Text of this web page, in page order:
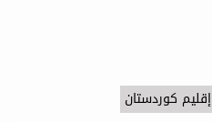
إقليم كوردستان